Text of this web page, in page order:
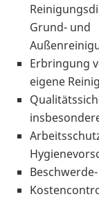
Grund- und
Erbringung
eigene